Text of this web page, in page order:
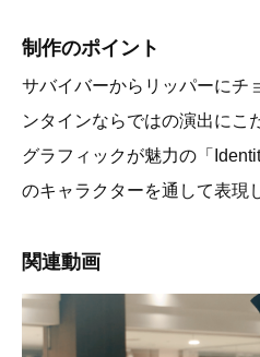
制作のポイント
サバイバーからリッパーにチ
ンタインならではの演出にこ
グラフィックが魅力の「
のキャラクターを通して表現
関連動画